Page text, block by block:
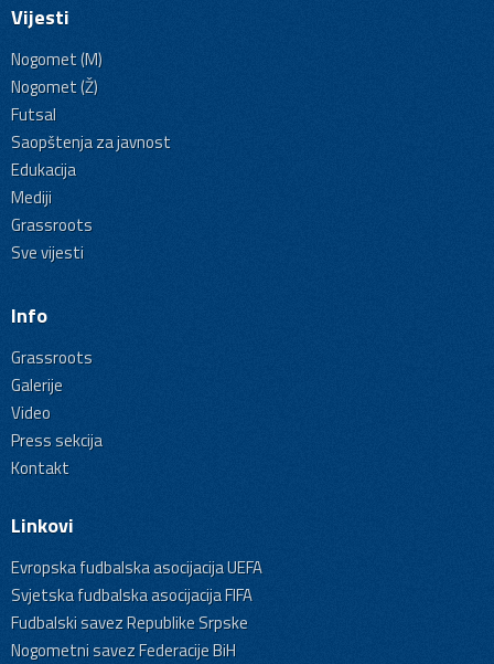
Vijesti
Nogomet (M)
Nogomet (Ž)
Futsal
Saopštenja za javnost
Edukacija
Mediji
Grassroots
Sve vijesti
Info
Grassroots
Galerije
Video
Press sekcija
Kontakt
Linkovi
Evropska fudbalska asocijacija UEFA
Svjetska fudbalska asocijacija FIFA
Fudbalski savez Republike Srpske
Nogometni savez Federacije BiH